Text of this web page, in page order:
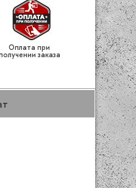
Оплата при
заказа